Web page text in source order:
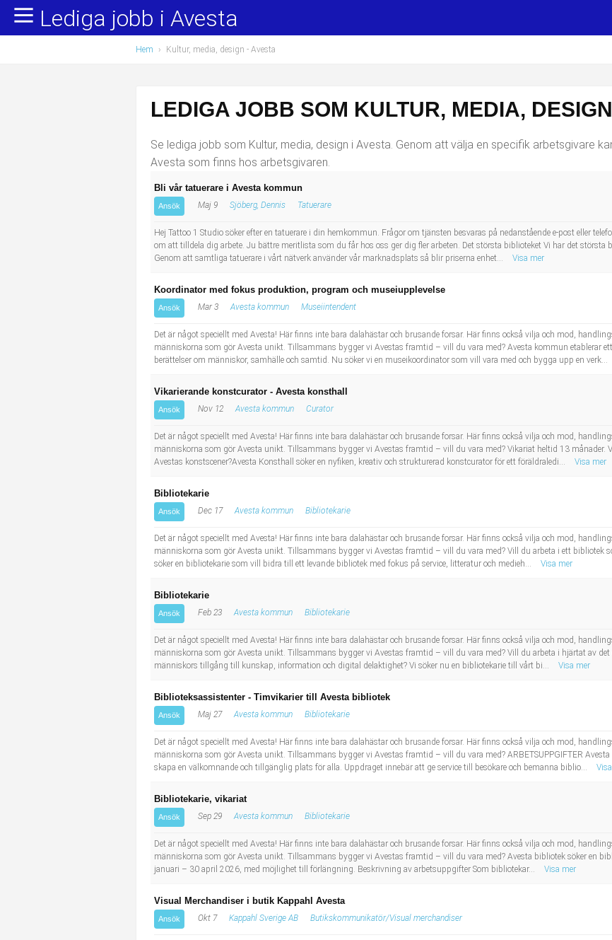
Yrkesområden
Administration, ekonomi, juridik
Försäljning, inköp, marknadsföring
Hotell, restaurang, storhushåll
Installation, drift, underhåll
Kropps- och skönhetsvård
Naturvetenskapligt arbete
Sanering och renhållning
Populära jobb
Undersköterska, hemtjänst och äldreboende
Lärare i förskola/Förskollärare
Bussförare/Busschaufför
Behandlingsassistent/Socialpedagog
Tidningsbud/Tidningsdistributör
Lärare i fritidshem/Fritidspedagog
Taxiförare/Taxichaufför
Läkarsekreterare/Vårdadmin/Medicinsk sekreterare
Informatör/Kommunikatör
Sjuksköterska, grundutbildad
Lediga jobb i Avesta
Hem › Kultur, media, design - Avesta
LEDIGA JOBB SOM KULTUR, MEDIA,
Se lediga jobb som Kultur, media, design i Avesta. Genom att välja en specifik arbetsgivare
Avesta som finns hos arbetsgivaren.
Bli vår tatuerare i Avesta kommun
Ansök Maj 9 Sjöberg, Dennis Tatuerare
Hej Tattoo 1 Studio söker efter en tatuerare i din hemkommun. Frågor om tjänsten besvaras på nedanstående e-post eller
om att tilldela dig arbete. Ju bättre meritlista som du får hos oss ger dig fler arbeten. Det största biblioteket Vi har det största
Genom att samtliga tatuerare i vårt nätverk använder vår marknadsplats så blir priserna enhet...
Visa mer
Koordinator med fokus produktion, program och museiupplevelse
Ansök Mar 3 Avesta kommun Museiintendent
Det är något speciellt med Avesta! Här finns inte bara dalahästar och brusande forsar. Här finns också vilja och mod,
människorna som gör Avesta unikt. Tillsammans bygger vi Avestas framtid – vill du vara med? Avesta kommun etablerar
berättelser om människor, samhälle och samtid. Nu söker vi en museikoordinator som vill vara med och bygga upp en verk...
Vikarierande konstcurator - Avesta konsthall
Ansök Nov 12 Avesta kommun Curator
Det är något speciellt med Avesta! Här finns inte bara dalahästar och brusande forsar. Här finns också vilja och mod,
människorna som gör Avesta unikt. Tillsammans bygger vi Avestas framtid – vill du vara med? Vikariat heltid 13 månader.
Avestas konstscener?Avesta Konsthall söker en nyfiken, kreativ och strukturerad konstcurator för ett föräldraledi...
Visa mer
Bibliotekarie
Ansök Dec 17 Avesta kommun Bibliotekarie
Det är något speciellt med Avesta! Här finns inte bara dalahästar och brusande forsar. Här finns också vilja och mod,
människorna som gör Avesta unikt. Tillsammans bygger vi Avestas framtid – vill du vara med? Vill du arbeta i ett bibliotek
söker en bibliotekarie som vill bidra till ett levande bibliotek med fokus på service, litteratur och medieh...
Visa mer
Bibliotekarie
Ansök Feb 23 Avesta kommun Bibliotekarie
Det är något speciellt med Avesta! Här finns inte bara dalahästar och brusande forsar. Här finns också vilja och mod,
människorna som gör Avesta unikt. Tillsammans bygger vi Avestas framtid – vill du vara med? Vill du arbeta i hjärtat av
människors tillgång till kunskap, information och digital delaktighet? Vi söker nu en bibliotekarie till vårt bi...
Visa mer
Biblioteksassistenter - Timvikarier till Avesta bibliotek
Ansök Maj 27 Avesta kommun Bibliotekarie
Det är något speciellt med Avesta! Här finns inte bara dalahästar och brusande forsar. Här finns också vilja och mod,
människorna som gör Avesta unikt. Tillsammans bygger vi Avestas framtid – vill du vara med? ARBETSUPPGIFTER
skapa en välkomnande och tillgänglig plats för alla. Uppdraget innebär att ge service till besökare och bemanna biblio...
Bibliotekarie, vikariat
Ansök Sep 29 Avesta kommun Bibliotekarie
Det är något speciellt med Avesta! Här finns inte bara dalahästar och brusande forsar. Här finns också vilja och mod,
människorna som gör Avesta unikt. Tillsammans bygger vi Avestas framtid – vill du vara med? Avesta bibliotek söker en
januari – 30 april 2026, med möjlighet till förlängning. Beskrivning av arbetsuppgifter Som bibliotekar...
Visa mer
Visual Merchandiser i butik Kappahl Avesta
Ansök Okt 7 Kappahl Sverige AB Butikskommunikatör/Visual merchandiser